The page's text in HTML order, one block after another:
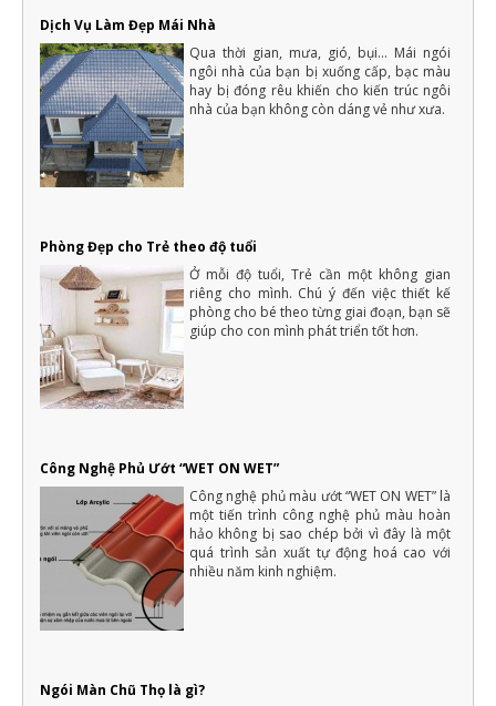
Dịch Vụ Làm Đẹp Mái Nhà
Qua thời gian, mưa, gió, bụi... Mái ngói
ngôi nhà của bạn bị xuống cấp, bạc màu
hay bị đóng rêu khiến cho kiến trúc ngôi
nhà của bạn không còn dáng vẻ như xưa.
Phòng Đẹp cho Trẻ theo độ tuổi
Ở mỗi độ tuổi, Trẻ cần một không gian
riêng cho mình. Chú ý đến việc thiết kế
phòng cho bé theo từng giai đoạn, bạn sẽ
giúp cho con mình phát triển tốt hơn.
Công Nghệ Phủ Ướt “WET ON WET”
Công nghệ phủ màu ướt “WET ON WET” là
một tiến trình công nghệ phủ màu hoàn
hảo không bị sao chép bởi vì đây là một
quá trình sản xuất tự động hoá cao với
nhiều năm kinh nghiệm.
Ngói Màn Chũ Thọ là gì?